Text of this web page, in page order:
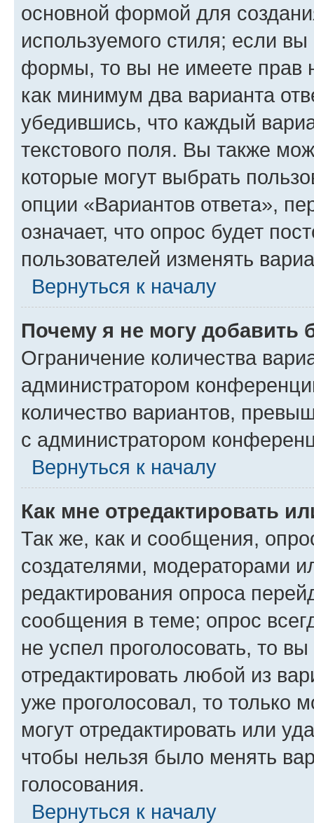
основной формой для
используемого стиля; если
формы, то вы не имеете прав
как минимум два варианта
убедившись, что каждый
текстового поля. Вы также
которые могут выбрать
опции «Вариантов ответа»,
означает, что опрос будет
пользователей изменять
Вернуться к началу
Почему я не могу добавить
Ограничение количества
администратором
количество вариантов,
с администратором
Вернуться к началу
Как мне отредактировать
Так же, как и сообщения,
создателями, модераторами
редактирования опроса
сообщения в теме; опрос
не успел проголосовать, то
отредактировать любой из
уже проголосовал, то только
могут отредактировать или
чтобы нельзя было менять
голосования.
Вернуться к началу